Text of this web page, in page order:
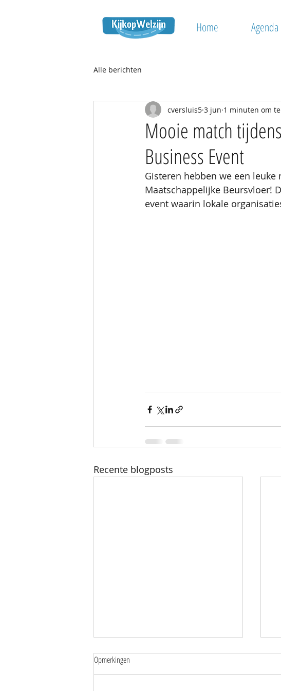
Home Agenda
Alle berichten
Mooie match
Business Event
cversluis5 3 jun 1 minuten om
Gisteren hebben we een
Maatschappelijke Beursvloer!
event waarin lokale
Recente blogposts
Opmerkingen